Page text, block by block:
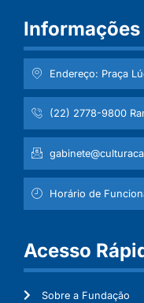
Informações
Endereço: Praça
(22) 2778-9800
Horário de
Acesso
Sobre a Fundação